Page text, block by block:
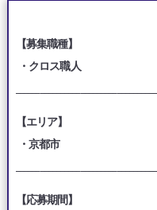
【募集職種】
・クロス職人
【エリア】
・京都市
【応募期間】